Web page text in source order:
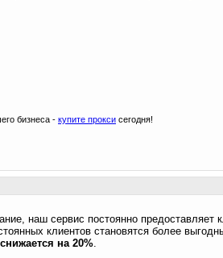
бизнеса - купите прокси сегодня!
наш сервис постоянно предоставляет
клиентов становятся более
на 20%